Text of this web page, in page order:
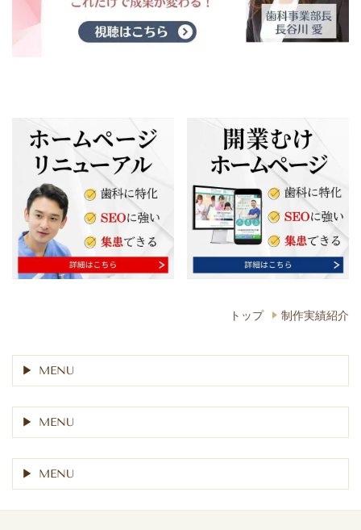
トップ 制作実績紹介
MENU
MENU
MENU